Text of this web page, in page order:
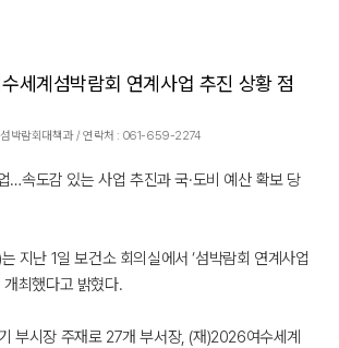
세계섬박람회 연계사업 추진 상황 점
박람회대책과 / 연락처 : 061-659-2274
…속도감 있는 사업 추진과 국·도비 예산 확보 당
지난 1일 보건소 회의실에서 ‘섬박람회 연계사업
개최했다고 밝혔다.
부시장 주재로 27개 부서장, (재)2026여수세계